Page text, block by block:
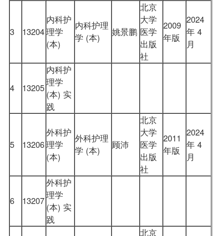
3 13204
内科护
理学
(本)
内科护理
学 (本)
姚景鹏
北京
大学
医学
出版
社
2009
年版
2024
年 4
月
4 13205
内科护
理学
(本) 实
践
5 13206
外科护
理学
(本)
外科护理
学 (本)
顾沛
北京
大学
医学
出版
社
2011
年版
2024
年 4
月
6 13207
外科护
理学
(本) 实
践
北京